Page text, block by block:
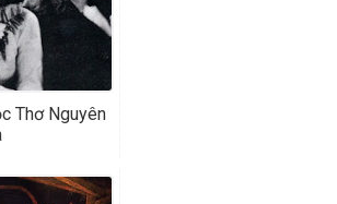
Thơ Nguyên